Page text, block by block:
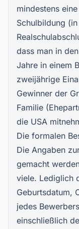
mindestens
Schulbildung
dass man in
Jahre in einem
zweijährige
Gewinner der
Familie
die USA
Die formalen
Die Angaben
gemacht
viele. Lediglich
Geburtsdatum,
jedes
einschließlich